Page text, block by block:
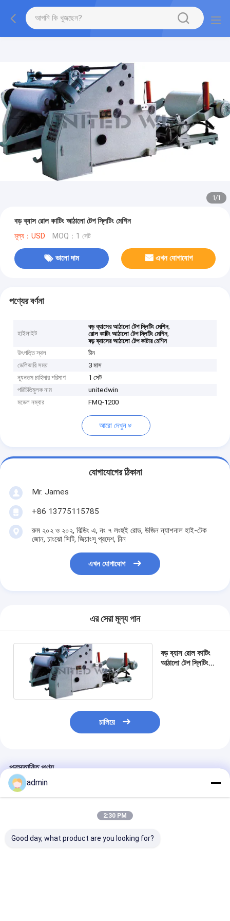
1/1
বড় ব্যাস রোল কাটিং আঠালো টেপ স্লিটিং মেশিন
মূল্য：USD MOQ：1 সেট
ভালো দাম এখন যোগাযোগ
পণ্যের বর্ণনা
হাইলাইট
বড় ব্যাসের আঠালো টেপ স্লিটিং মেশিন,
রোল কাটিং আঠালো টেপ স্লিটিং মেশিন,
বড় ব্যাসের আঠালো টেপ কাটার মেশিন
উৎপত্তি স্থল
চীন
ডেলিভারি সময়
3 মাস
ন্যূনতম চাহিদার পরিমাণ
1 সেট
পরিচিতিমুলক নাম
unitedwin
মডেল নম্বার
FMQ-1200
আরো দেখুন
যোগাযোগের ঠিকানা
Mr. James
+86 13775115785
রুম ২০২ ও ২০২, বিল্ডিং এ, নং ৭ লংহুই রোড, উজিন ন্যাশনাল হাই-টেক
জোন, চাংঝো সিটি, জিয়াংসু প্রদেশ, চীন
এখন যোগাযোগ
এর সেরা মূল্য পান
বড় ব্যাস রোল কাটিং
আঠালো টেপ স্লিটিং
চালিয়ে
প্রস্তাবিত পণ্য
admin
2:30 PM
Good day, what product are you looking for?